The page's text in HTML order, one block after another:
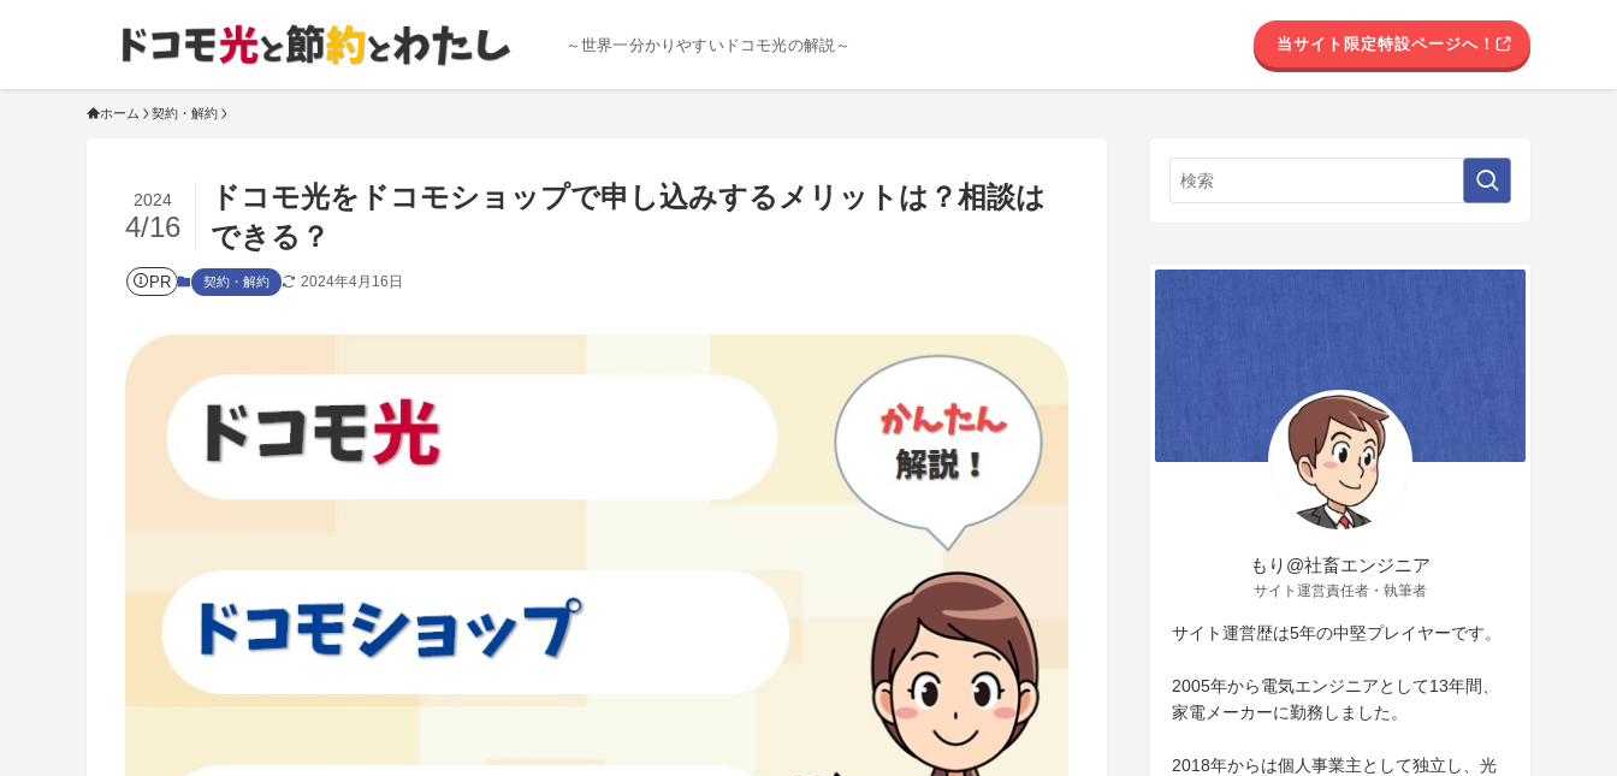
～世界一分かりやすいドコモ光の解説～ 当サイト限定特設ページへ！
ホーム 契約・解約
ドコモ光をドコモショップで申し込みするメリットは？相談は
できる？
2024
4/16
PR 契約・解約 2024年4月16日
もり@社畜エンジニア
サイト運営責任者・執筆者
サイト運営歴は5年の中堅プレイヤーです。
2005年から電気エンジニアとして13年間、
家電メーカーに勤務しました。
2018年からは個人事業主として独立し、光